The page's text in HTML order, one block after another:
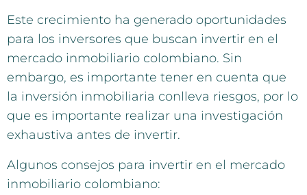
Este crecimiento ha generado oportunidades
para los inversores que buscan invertir en el
mercado inmobiliario colombiano. Sin
embargo, es importante tener en cuenta que
la inversión inmobiliaria conlleva riesgos, por lo
que es importante realizar una investigación
exhaustiva antes de invertir.
Algunos consejos para invertir en el mercado
inmobiliario colombiano: